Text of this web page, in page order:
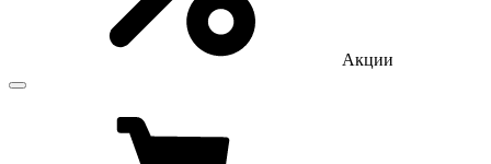
Акции